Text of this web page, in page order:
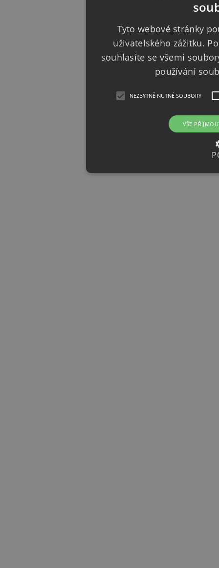
Tyto webové stránky
uživatelského zážitku.
souhlasíte se všemi
používání
NEZBYTNĚ NUTNÉ SOUBORY
VŠE